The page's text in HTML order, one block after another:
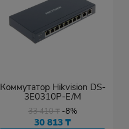
Коммутатор Hikvision DS-
3E0310P-E/M
33 410₸ -8%
30 813₸